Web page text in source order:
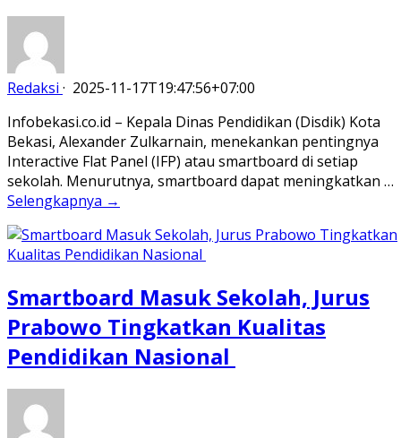
Redaksi · 2025-11-17T19:47:56+07:00
Infobekasi.co.id – Kepala Dinas Pendidikan (Disdik) Kota
Bekasi, Alexander Zulkarnain, menekankan pentingnya
Interactive Flat Panel (IFP) atau smartboard di setiap
sekolah. Menurutnya, smartboard dapat meningkatkan …
Selengkapnya →
Smartboard Masuk Sekolah, Jurus
Prabowo Tingkatkan Kualitas
Pendidikan Nasional